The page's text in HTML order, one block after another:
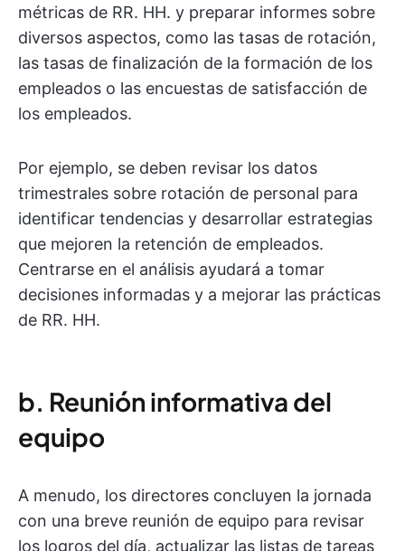
métricas de RR. HH. y preparar informes sobre
diversos aspectos, como las tasas de rotación,
las tasas de finalización de la formación de los
empleados o las encuestas de satisfacción de
los empleados.
Por ejemplo, se deben revisar los datos
trimestrales sobre rotación de personal para
identificar tendencias y desarrollar estrategias
que mejoren la retención de empleados.
Centrarse en el análisis ayudará a tomar
decisiones informadas y a mejorar las prácticas
de RR. HH.
b. Reunión informativa del
equipo
A menudo, los directores concluyen la jornada
con una breve reunión de equipo para revisar
los logros del día, actualizar las listas de tareas